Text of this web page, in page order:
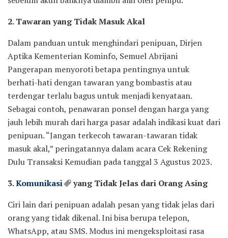
2. Tawaran yang Tidak Masuk Akal
Dalam panduan untuk menghindari penipuan, Dirjen
Aptika Kementerian Kominfo, Semuel Abrijani
Pangerapan menyoroti betapa pentingnya untuk
berhati-hati dengan tawaran yang bombastis atau
terdengar terlalu bagus untuk menjadi kenyataan.
Sebagai contoh, penawaran ponsel dengan harga yang
jauh lebih murah dari harga pasar adalah indikasi kuat dari
penipuan. “Jangan terkecoh tawaran-tawaran tidak
masuk akal,” peringatannya dalam acara Cek Rekening
Dulu Transaksi Kemudian pada tanggal 3 Agustus 2023.
3.Komunikasi
yang Tidak Jelas dari Orang Asing
Ciri lain dari penipuan adalah pesan yang tidak jelas dari
orang yang tidak dikenal. Ini bisa berupa telepon,
WhatsApp, atau SMS. Modus ini mengeksploitasi rasa